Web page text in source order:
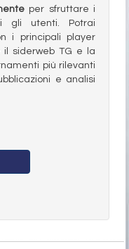
per sfruttare i
gli utenti. Potrai
i principali player
il siderweb TG e la
più rilevanti
e analisi